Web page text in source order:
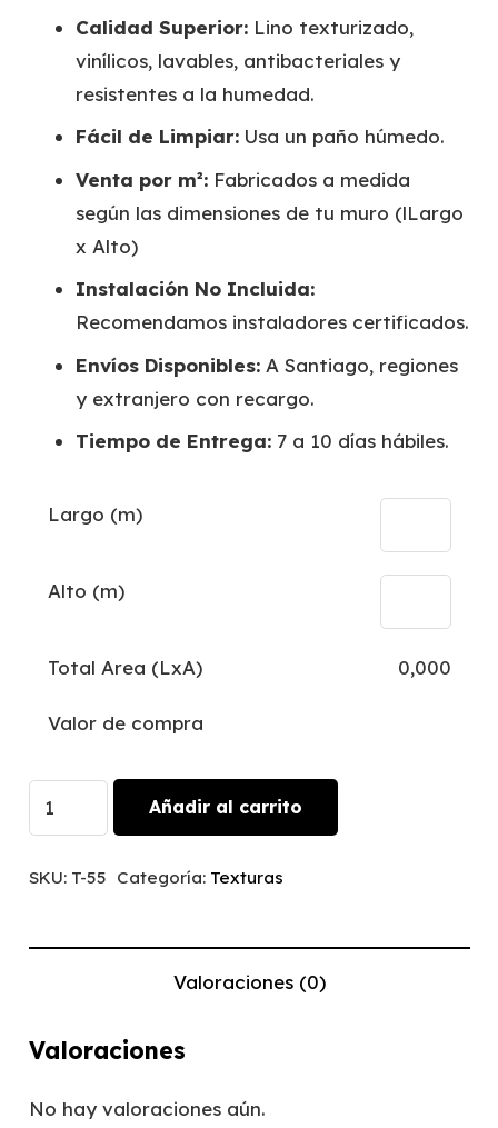
Calidad Superior: Lino texturizado,
vinílicos, lavables, antibacteriales y
resistentes a la humedad.
Fácil de Limpiar: Usa un paño húmedo.
Venta por m²: Fabricados a medida
según las dimensiones de tu muro (lLargo
x Alto)
Instalación No Incluida:
Recomendamos instaladores certificados.
Envíos Disponibles: A Santiago, regiones
y extranjero con recargo.
Tiempo de Entrega: 7 a 10 días hábiles.
Largo (m)
Alto (m)
Total Area (LxA) 0,000
Valor de compra
Blanco
Añadir al carrito
SKU: T-55 Categoría: Texturas
Valoraciones (0)
Valoraciones
No hay valoraciones aún.